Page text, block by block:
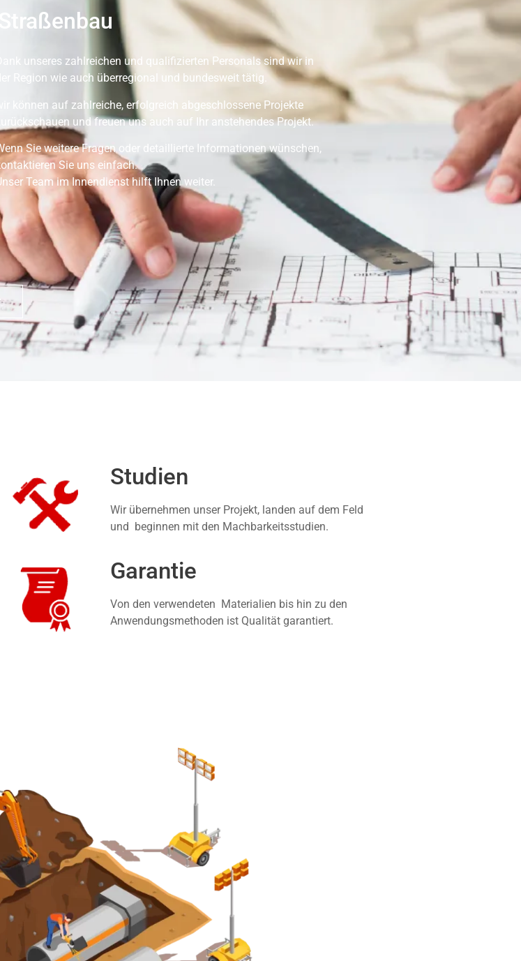
Dank unseres zahlreichen und qualifizierten Personals sind wir in
der Region wie auch überregional und bundesweit tätig.
wir können auf zahlreiche, erfolgreich abgeschlossene Projekte
zurückschauen und freuen uns auch auf Ihr anstehendes Projekt.
Sie weitere Fragen oder detaillierte Informationen wünschen,
Sie uns einfach.
Team im Innendienst hilft Ihnen weiter.
Studien
Wir übernehmen unser Projekt, landen auf dem Feld
und beginnen mit den Machbarkeitsstudien.
Garantie
Von den verwendeten Materialien bis hin zu den
Anwendungsmethoden ist Qualität garantiert.